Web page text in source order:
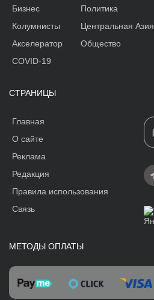
Бизнес
Колумнисты
Акселератор
Политика
Центральная Азия
Общество
COVID-19
СТРАНИЦЫ
Главная
О сайте
Реклама
Редакция
Правила использования
Связь
МЕТОДЫ ОПЛАТЫ